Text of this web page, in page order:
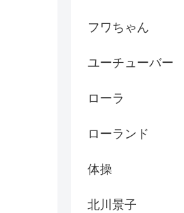
フワちゃん
ユーチューバー
ローラ
ローランド
体操
北川景子